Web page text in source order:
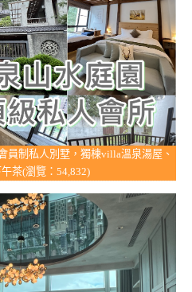
員制私人別墅，獨棟villa溫泉湯屋、
茶(瀏覽：54,832)